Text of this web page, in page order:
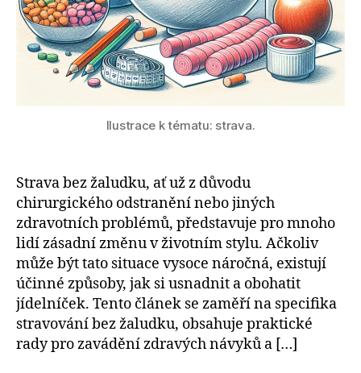
Ilustrace k tématu: strava.
Strava bez žaludku, ať už z důvodu
chirurgického odstranění nebo jiných
zdravotních problémů, představuje pro mnoho
lidí zásadní změnu v životním stylu. Ačkoliv
může být tato situace vysoce náročná, existují
účinné způsoby, jak si usnadnit a obohatit
jídelníček. Tento článek se zaměří na specifika
stravování bez žaludku, obsahuje praktické
rady pro zavádění zdravých návyků a […]